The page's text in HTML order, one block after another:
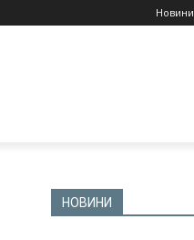
Новини
НОВИНИ